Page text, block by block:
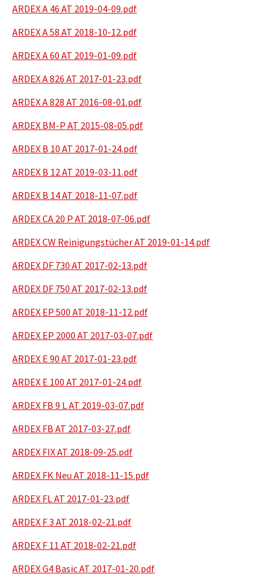
ARDEX A 46 AT 2019-04-09.pdf
ARDEX A 58 AT 2018-10-12.pdf
ARDEX A 60 AT 2019-01-09.pdf
ARDEX A 826 AT 2017-01-23.pdf
ARDEX A 828 AT 2016-08-01.pdf
ARDEX BM-P AT 2015-08-05.pdf
ARDEX B 10 AT 2017-01-24.pdf
ARDEX B 12 AT 2019-03-11.pdf
ARDEX B 14 AT 2018-11-07.pdf
ARDEX CA 20 P AT 2018-07-06.pdf
ARDEX CW Reinigungstücher AT 2019-01-14.pdf
ARDEX DF 730 AT 2017-02-13.pdf
ARDEX DF 750 AT 2017-02-13.pdf
ARDEX EP 500 AT 2018-11-12.pdf
ARDEX EP 2000 AT 2017-03-07.pdf
ARDEX E 90 AT 2017-01-23.pdf
ARDEX E 100 AT 2017-01-24.pdf
ARDEX FB 9 L AT 2019-03-07.pdf
ARDEX FB AT 2017-03-27.pdf
ARDEX FIX AT 2018-09-25.pdf
ARDEX FK Neu AT 2018-11-15.pdf
ARDEX FL AT 2017-01-23.pdf
ARDEX F 3 AT 2018-02-21.pdf
ARDEX F 11 AT 2018-02-21.pdf
ARDEX G4 Basic AT 2017-01-20.pdf